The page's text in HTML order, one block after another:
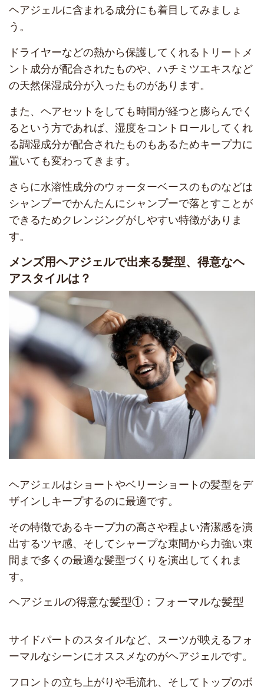
ヘアジェルに含まれる成分にも着目してみましょ
う。
ドライヤーなどの熱から保護してくれるトリートメ
ント成分が配合されたものや、ハチミツエキスなど
の天然保湿成分が入ったものがあります。
また、ヘアセットをしても時間が経つと膨らんでく
るという方であれば、湿度をコントロールしてくれ
る調湿成分が配合されたものもあるためキープ力に
置いても変わってきます。
さらに水溶性成分のウォーターベースのものなどは
シャンプーでかんたんにシャンプーで落とすことが
できるためクレンジングがしやすい特徴がありま
す。
メンズ用ヘアジェルで出来る髪型、得意なヘ
アスタイルは？
ヘアジェルはショートやベリーショートの髪型をデ
ザインしキープするのに最適です。
その特徴であるキープ力の高さや程よい清潔感を演
出するツヤ感、そしてシャープな束間から力強い束
間まで多くの最適な髪型づくりを演出してくれま
す。
ヘアジェルの得意な髪型①：フォーマルな髪型
サイドパートのスタイルなど、スーツが映えるフォ
ーマルなシーンにオススメなのがヘアジェルです。
フロントの立ち上がりや毛流れ、そしてトップのボ